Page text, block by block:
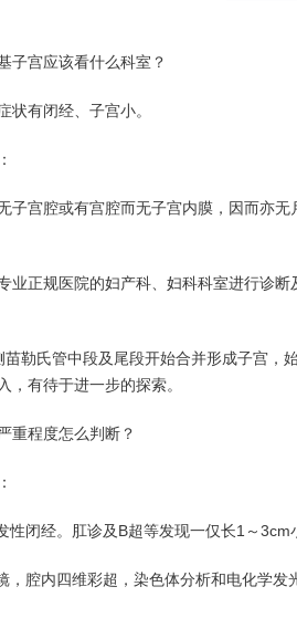
子宫应该看什么科室？
状有闭经、子宫小。
宫腔或有宫腔而无子宫内膜，因而亦无
业正规医院的妇产科、妇科科室进行诊断
勒氏管中段及尾段开始合并形成子宫
，有待于进一步的探索。
重程度怎么判断？
闭经。肛诊及B超等发现一仅长1～3cm
内四维彩超，染色体分析和电化学发